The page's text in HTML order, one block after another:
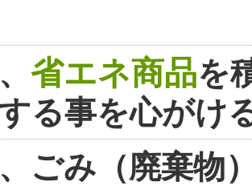
省エネ商品を
る事を心がけ
ごみ（廃棄物